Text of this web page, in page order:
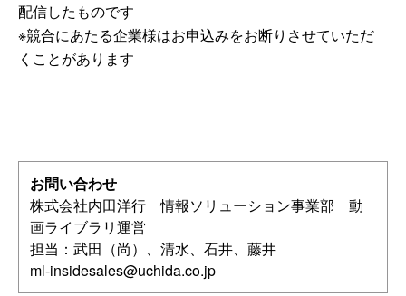
配信したものです
※競合にあたる企業様はお申込みをお断りさせていただ
くことがあります
お問い合わせ
株式会社内田洋行 情報ソリューション事業部 動
画ライブラリ運営
担当：武田（尚）、清水、石井、藤井
ml-insidesales@uchida.co.jp